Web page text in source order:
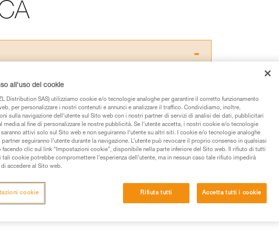
dei prodotti utilizzati in questo consiglio prima di
dell’istruzione tecnica per poter capire queste
una formazione ed un addestramento specifico.
di rifare la manovra, da soli, in piena sicurezza,
vostra attività. Ne possono esistere altre che non
di agganciare un connettore, ma possono
all'uso dei cookie
Distribution SAS) utilizziamo cookie e/o tecnologie analoghe per garantire il corretto funzionamento
per personalizzare i nostri contenuti e annunci e analizzare il traffico. Condividiamo, inoltre,
sulla navigazione dell’utente sul Sito web con i nostri partner di servizi di analisi dei dati, pubblicitari
media al fine di personalizzare le nostre pubblicità. Se l’utente accetta, i nostri cookie e/o tecnologie
saranno attivi solo sul Sito web e non seguiranno l’utente su altri siti. I cookie e/o tecnologie analoghe
seguiranno l’utente durante la navigazione. L’utente può revocare il proprio consenso in qualsiasi
facendo clic sul link “Impostazioni cookie”, disponibile nella parte inferiore del Sito web. Il rifiuto di tutti
tali cookie potrebbe compromettere l’esperienza dell’utente, ma in nessun caso tale rifiuto impedirà
di accedere al Sito web.
Rifiuta tutti Accetta tutti i cookie
cookie